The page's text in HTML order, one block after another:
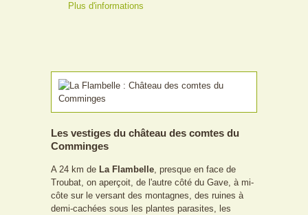
Plus d'informations
Les vestiges du château des comtes du
Comminges
A 24 km de La Flambelle, presque en face de
Troubat, on aperçoit, de l'autre côté du Gave, à mi-
côte sur le versant des montagnes, des ruines à
demi-cachées sous les plantes parasites, les